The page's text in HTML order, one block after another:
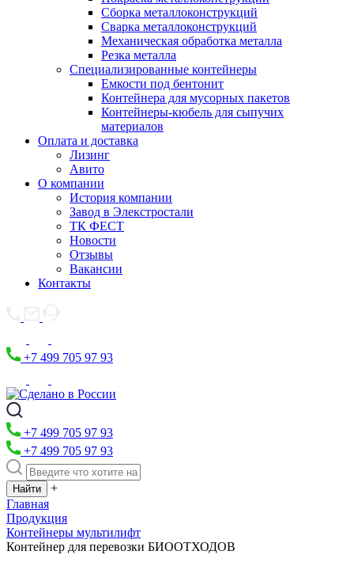
Сборка металлоконструкций
Сварка металлоконструкций
Механическая обработка металла
Резка металла
Специализированные контейнеры
Емкости под бентонит
Контейнера для мусорных пакетов
Контейнеры-кюбель для сыпучих
материалов
Оплата и доставка
Лизинг
Авито
О компании
История компании
Завод в Элекстростали
ТК ФЕСТ
Новости
Отзывы
Вакансии
Контакты
+7 499 705 97 93
+7 499 705 97 93
+7 499 705 97 93
+
Главная
Продукция
Контейнеры мультилифт
Контейнер для перевозки БИООТХОДОВ